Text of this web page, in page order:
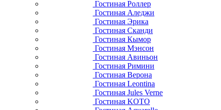
Гостиная Роллер
Гостиная Аледжи
Гостиная Эрика
Гостиная Сканди
Гостиная Кымор
Гостиная Мэнсон
Гостиная Авиньон
Гостиная Римини
Гостиная Верона
Гостиная Leontina
Гостиная Jules Verne
Гостиная KOTO